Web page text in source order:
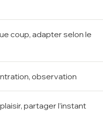
coup, adapter selon le
observation
partager l’instant